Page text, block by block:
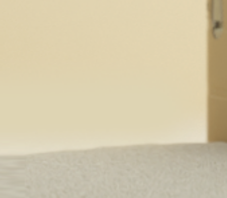
Saveur
Menthe